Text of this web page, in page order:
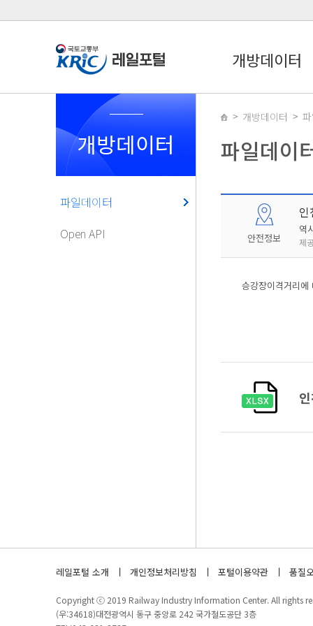
개방데이터
개방데이터
파일데이터
Open API
개방데이터
파일데이
안전정보
역
제
승강장이격거리
레일포털 소개 개인정보처리방침 포털이용약관 품질
Copyright ⓒ 2019 Railway Industry Information Center. All rights
(우:34618)대전광역시 동구 중앙로 242 국가철도공단 3층